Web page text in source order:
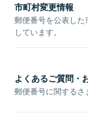
市町村変更情報
郵便番号を公表し
しています。
よくあるご質問・
郵便番号に関するさ